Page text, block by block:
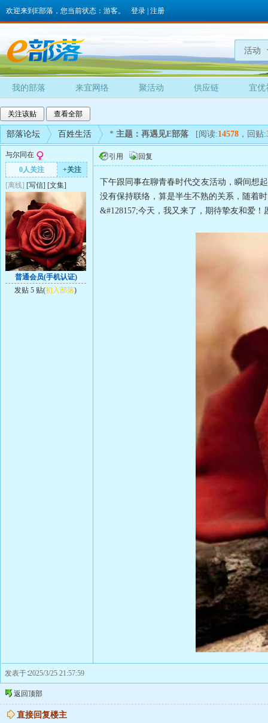
欢迎来到E部落，您当前状态：游客。 登录 注册
活动
我的部落 来宜网络 聚活动 供应链 宜优
关注该贴 查看全部
部落论坛 百姓生活 * 主题：再遇见E部落 [阅读:14578 ，回贴:
与尔同在
0人关注
+关注
[离线] [写信] [文集]
普通会员(手机认证)
发贴 5 贴(初入部落)
引用 回复
下午跟同事在聊青春时代交友活动，瞬间想
没有保持联络，算是半生不熟的关系，随着
&#128157;今天，我又来了，期待挚友和爱！
发表于∶2025/3/25 21:57:59
返回顶部
直接回复楼主